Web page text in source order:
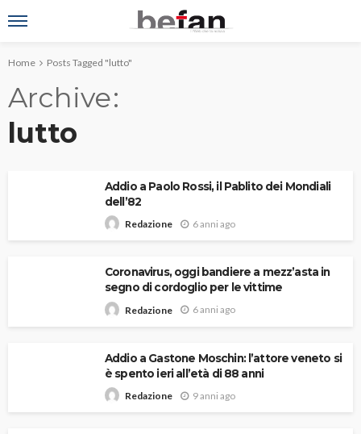
Home Posts Tagged "lutto"
Archive
lutto
Addio a Paolo Rossi, il Pablito dei Mondiali
dell’82
Redazione 6 anni ago
Coronavirus, oggi bandiere a mezz’asta in
segno di cordoglio per le vittime
Redazione 6 anni ago
Addio a Gastone Moschin: l’attore veneto si
è spento ieri all’età di 88 anni
Redazione 9 anni ago